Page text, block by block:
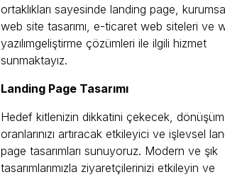
ortaklıkları sayesinde landing page,
web site tasarımı, e-ticaret web siteleri ve
yazılımgeliştirme çözümleri ile ilgili hizmet
sunmaktayız.
Landing Page Tasarımı
Hedef kitlenizin dikkatini çekecek, dönüşüm
oranlarınızı artıracak etkileyici ve işlevsel
page tasarımları sunuyoruz. Modern ve şık
tasarımlarımızla ziyaretçilerinizi etkileyin ve